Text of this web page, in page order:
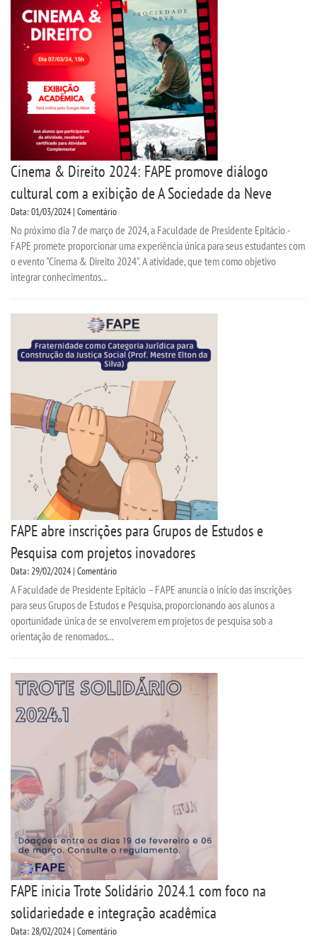
Cinema & Direito 2024: FAPE promove diálogo
cultural com a exibição de A Sociedade da Neve
Data: 01/03/2024 | Comentário
No próximo dia 7 de março de 2024, a Faculdade de Presidente Epitácio -
FAPE promete proporcionar uma experiência única para seus estudantes com
o evento "Cinema & Direito 2024". A atividade, que tem como objetivo
integrar conhecimentos...
FAPE abre inscrições para Grupos de Estudos e
Pesquisa com projetos inovadores
Data: 29/02/2024 | Comentário
A Faculdade de Presidente Epitácio – FAPE anuncia o início das inscrições
para seus Grupos de Estudos e Pesquisa, proporcionando aos alunos a
oportunidade única de se envolverem em projetos de pesquisa sob a
orientação de renomados...
FAPE inicia Trote Solidário 2024.1 com foco na
solidariedade e integração acadêmica
Data: 28/02/2024 | Comentário